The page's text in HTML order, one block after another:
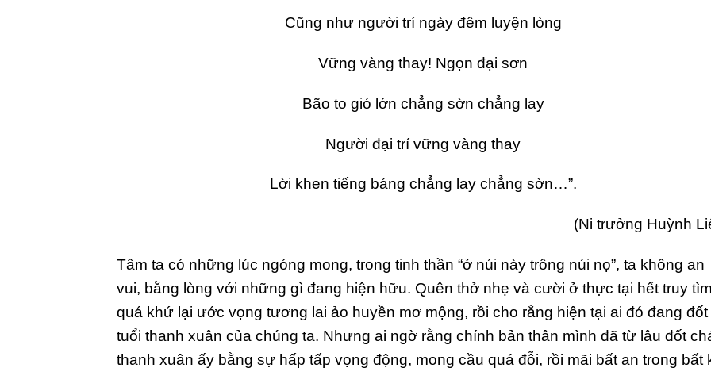
Cũng như người trí ngày đêm luyện lòng
Vững vàng thay! Ngọn đại sơn
Bão to gió lớn chẳng sờn chẳng lay
Người đại trí vững vàng thay
Lời khen tiếng báng chẳng lay chẳng sờn…”.
(Ni trưởng Huỳnh
Tâm ta có những lúc ngóng mong, trong tinh thần “ở núi này trông núi nọ”, ta không an
vui, bằng lòng với những gì đang hiện hữu. Quên thở nhẹ và cười ở thực tại hết truy
quá khứ lại ước vọng tương lai ảo huyền mơ mộng, rồi cho rằng hiện tại ai đó đang đốt
tuổi thanh xuân của chúng ta. Nhưng ai ngờ rằng chính bản thân mình đã từ lâu đốt
thanh xuân ấy bằng sự hấp tấp vọng động, mong cầu quá đỗi, rồi mãi bất an trong bất